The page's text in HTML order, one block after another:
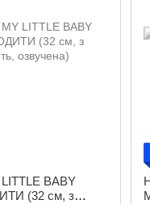
LITTLE BABY
(32 см, з